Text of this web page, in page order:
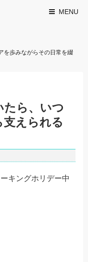
MENU
歩みながらその日常を綴
たら、いつ
えられる
キングホリデー中